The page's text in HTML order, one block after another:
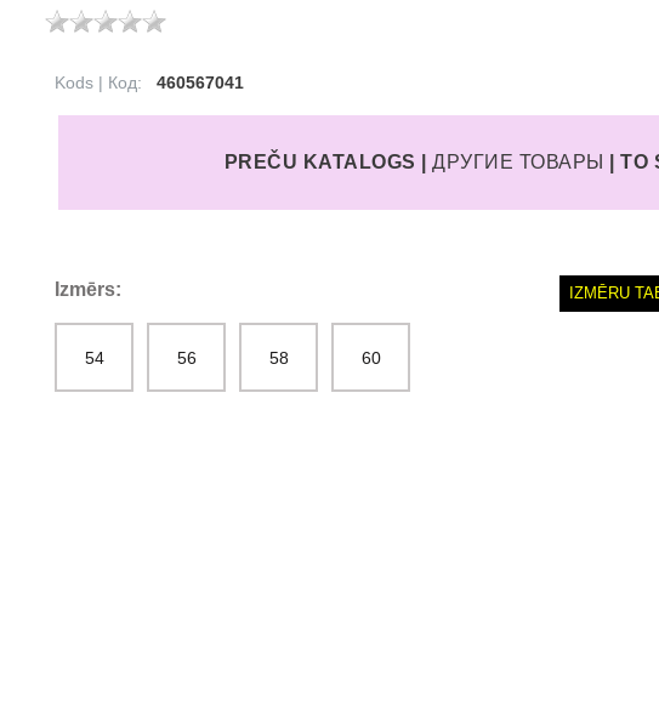
Kods | Код: 460567041
PREČU KATALOGS |ДРУГИЕ ТОВАРЫ | TO
IZMĒRU
Izmērs:
54 56 58 60